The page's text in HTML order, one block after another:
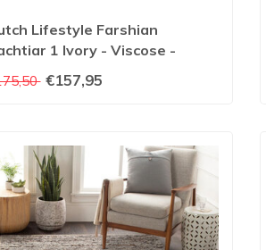
Lifestyle Farshian
1 Ivory - Viscose -
- Multicolor
€157,95